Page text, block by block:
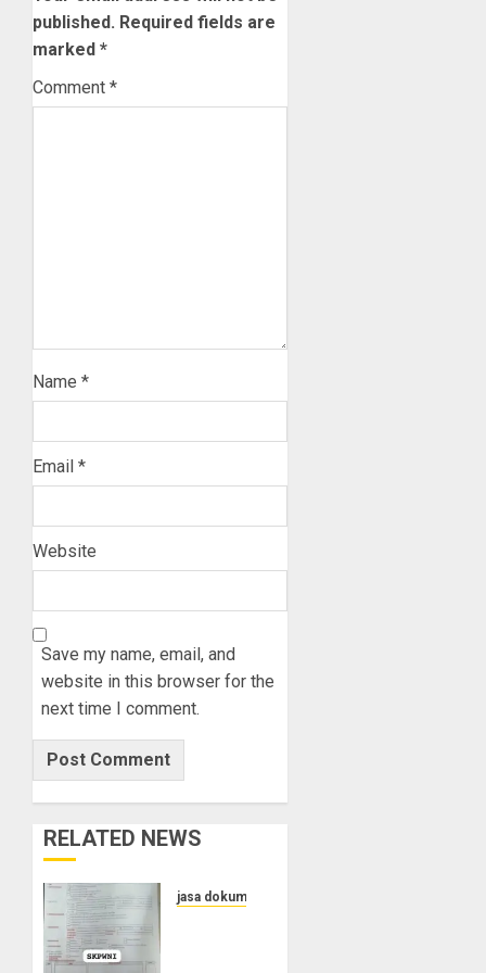
published. Required fields are
marked *
Comment *
Name *
Email *
Website
Save my name, email, and
website in this browser for the
next time I comment.
RELATED NEWS
jasa dokumen